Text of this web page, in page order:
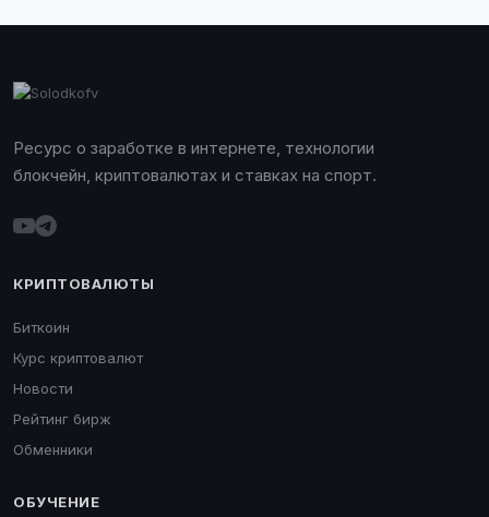
Ресурс о заработке в интернете, технологии
блокчейн, криптовалютах и ставках на спорт.
КРИПТОВАЛЮТЫ
Биткоин
Курс криптовалют
Новости
Рейтинг бирж
Обменники
ОБУЧЕНИЕ